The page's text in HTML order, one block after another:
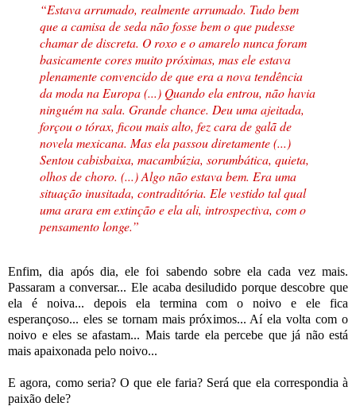
“Estava arrumado, realmente arrumado. Tudo bem
que a camisa de seda não fosse bem o que pudesse
chamar de discreta. O roxo e o amarelo nunca foram
basicamente cores muito próximas, mas ele estava
plenamente convencido de que era a nova tendência
da moda na Europa (...) Quando ela entrou, não havia
ninguém na sala. Grande chance. Deu uma ajeitada,
forçou o tórax, ficou mais alto, fez cara de galã de
novela mexicana. Mas ela passou diretamente (...)
Sentou cabisbaixa, macambúzia, sorumbática, quieta,
olhos de choro. (...) Algo não estava bem. Era uma
situação inusitada, contraditória. Ele vestido tal qual
uma arara em extinção e ela ali, introspectiva, com o
pensamento longe.”
Enfim, dia após dia, ele foi sabendo sobre ela cada vez mais.
Passaram a conversar... Ele acaba desiludido porque descobre que
ela é noiva... depois ela termina com o noivo e ele fica
esperançoso... eles se tornam mais próximos... Aí ela volta com o
noivo e eles se afastam... Mais tarde ela percebe que já não está
mais apaixonada pelo noivo...
E agora, como seria? O que ele faria? Será que ela correspondia à
paixão dele?